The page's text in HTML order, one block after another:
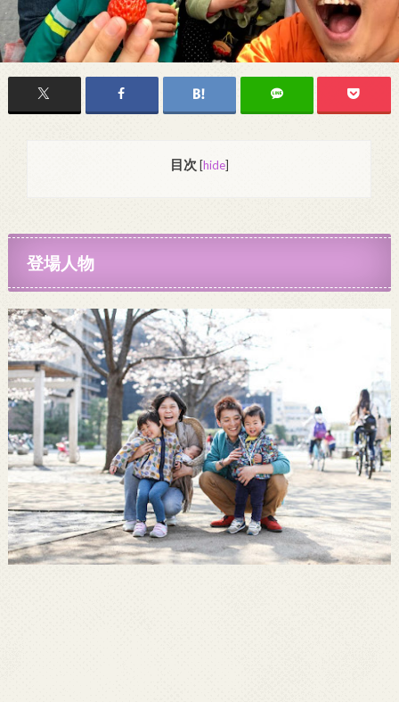
目次 [hide]
登場人物